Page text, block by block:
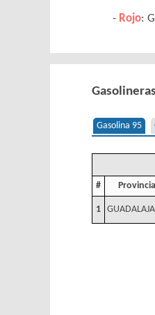
Rojo:
Gasolina 95
# Provincia
1